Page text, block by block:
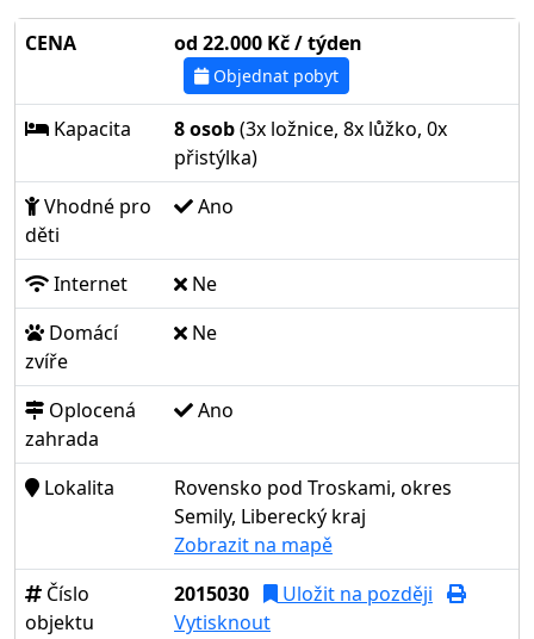
CENA od 22.000 Kč / týden
Objednat pobyt
Kapacita 8 osob(3x ložnice, 8x lůžko, 0x
přistýlka)
Vhodné pro
děti
Ano
Internet
Ne
Domácí
zvíře
Ne
Oplocená
zahrada
Ano
Lokalita
Rovensko pod Troskami, okres
Semily, Liberecký kraj
Zobrazit na mapě
Číslo
objektu
2015030
Uložit na později
Vytisknout